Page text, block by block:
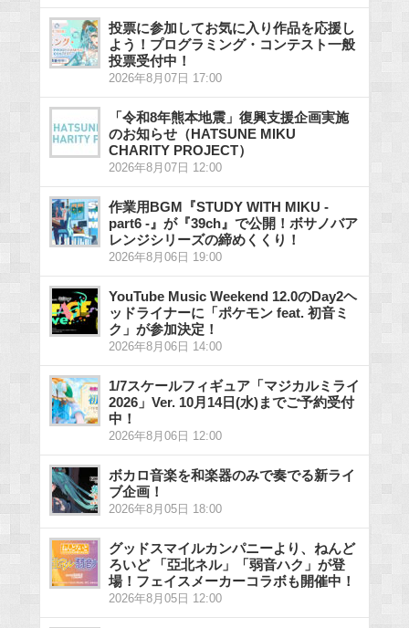
投票に参加してお気に入り作品を応援し
よう！プログラミング・コンテスト一般
投票受付中！
2026年8月07日 17:00
「令和8年熊本地震」復興支援企画実施
のお知らせ（HATSUNE MIKU
CHARITY PROJECT）
2026年8月07日 12:00
作業用BGM『STUDY WITH MIKU -
part6 -』が『39ch』で公開！ボサノバア
レンジシリーズの締めくくり！
2026年8月06日 19:00
YouTube Music Weekend 12.0のDay2ヘ
ッドライナーに「ポケモン feat. 初音ミ
ク」が参加決定！
2026年8月06日 14:00
1/7スケールフィギュア「マジカルミライ
2026」Ver. 10月14日(水)までご予約受付
中！
2026年8月06日 12:00
ボカロ音楽を和楽器のみで奏でる新ライ
ブ企画！
2026年8月05日 18:00
グッドスマイルカンパニーより、ねんど
ろいど 「亞北ネル」「弱音ハク」が登
場！フェイスメーカーコラボも開催中！
2026年8月05日 12:00